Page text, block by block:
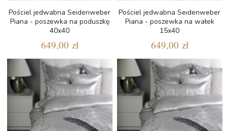
Pościel jedwabna Seidenweber
Piana - poszewka na poduszkę
40x40
649,00 zł
Pościel jedwabna Seidenweber
Piana - poszewka na wałek
15x40
649,00 zł